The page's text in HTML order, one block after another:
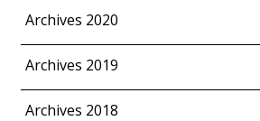
Archives 2020
Archives 2019
Archives 2018